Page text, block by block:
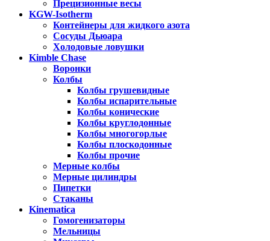
Прецизионные весы
KGW-Isotherm
Контейнеры для жидкого азота
Сосуды Дьюара
Холодовые ловушки
Kimble Chase
Воронки
Колбы
Колбы грушевидные
Колбы испарительные
Колбы конические
Колбы круглодонные
Колбы многогорлые
Колбы плоскодонные
Колбы прочие
Мерные колбы
Мерные цилиндры
Пипетки
Стаканы
Kinematica
Гомогенизаторы
Мельницы